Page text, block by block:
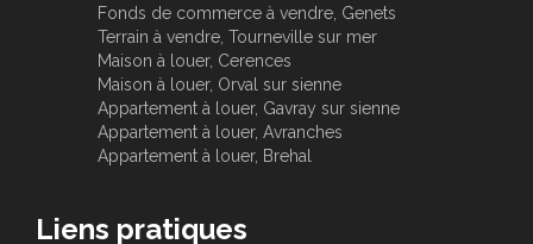
Fonds de commerce à vendre, Genets
Terrain à vendre, Tourneville sur mer
Maison à louer, Cerences
Maison à louer, Orval sur sienne
Appartement à louer, Gavray sur sienne
Appartement à louer, Avranches
Appartement à louer, Brehal
Liens pratiques